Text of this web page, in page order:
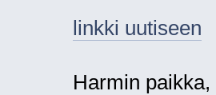
linkki uutiseen
Harmin